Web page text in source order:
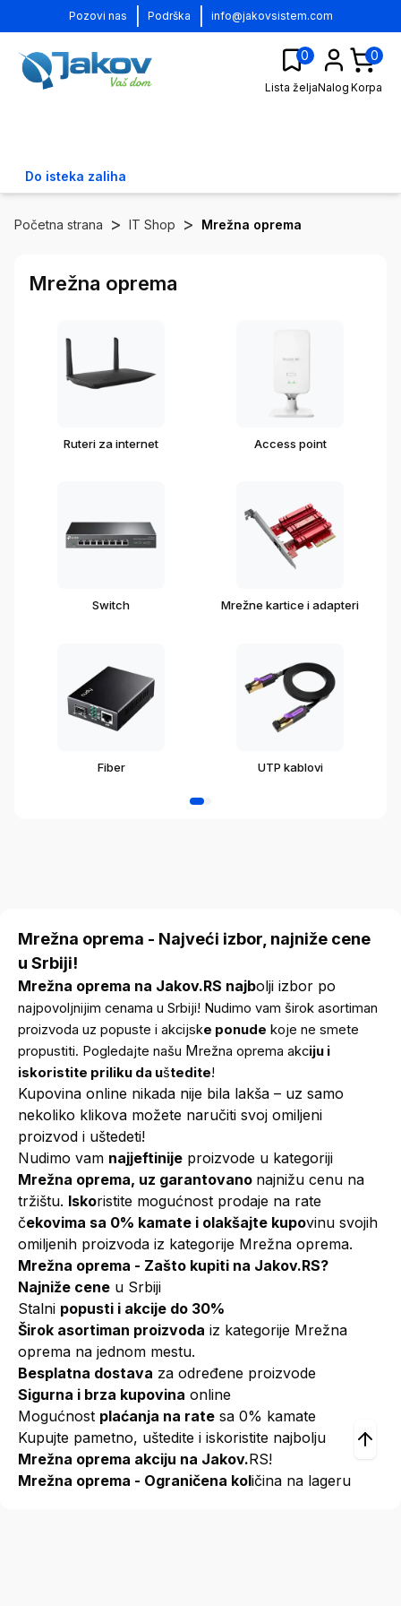
Pozovi nas Podrška info@jakovsistem.com
0
Lista željaNalog
0
Korpa
Do isteka zaliha
Početna strana > IT Shop > Mrežna oprema
Mrežna oprema
Ruteri za internet Access point
Switch Mrežne kartice i adapteri
Fiber UTP kablovi
Mrežna oprema - Najveći izbor, najniže cene
u Srbiji!
Mrežna oprema na Jakov.RS najbolji izbor po
najpovoljnijim cenama u Srbiji! Nudimo vam širok asortiman
proizvoda uz popuste i akcijske ponude koje ne smete
propustiti. Pogledajte našu Mrežna oprema akciju i
iskoristite priliku da uštedite!
Kupovina online nikada nije bila lakša – uz samo
nekoliko klikova možete naručiti svoj omiljeni
proizvod i uštedeti!
Nudimo vam najjeftinije proizvode u kategoriji
Mrežna oprema, uz garantovano najnižu cenu na
tržištu. Iskoristite mogućnost prodaje na rate
čekovima sa 0% kamate i olakšajte kupovinu svojih
omiljenih proizvoda iz kategorije Mrežna oprema.
Mrežna oprema - Zašto kupiti na Jakov.RS?
Najniže cene u Srbiji
Stalni popusti i akcije do 30%
Širok asortiman proizvoda iz kategorije Mrežna
oprema na jednom mestu.
Besplatna dostava za određene proizvode
Sigurna i brza kupovina online
Mogućnost plaćanja na rate sa 0% kamate
Kupujte pametno, uštedite i iskoristite najbolju
Mrežna oprema akciju na Jakov.RS!
Mrežna oprema - Ograničena količina na lageru